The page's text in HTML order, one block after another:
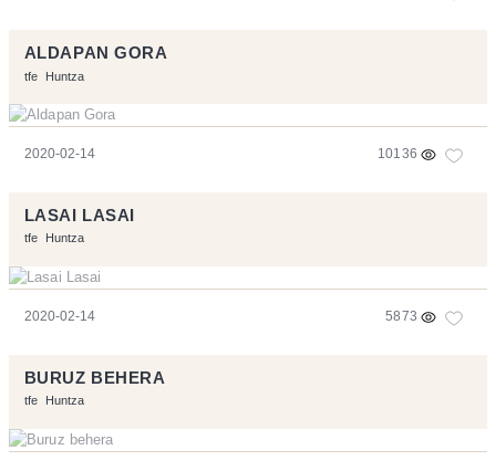
ALDAPAN GORA
tfe Huntza
2020-02-14 10136
LASAI LASAI
tfe Huntza
2020-02-14 5873
BURUZ BEHERA
tfe Huntza